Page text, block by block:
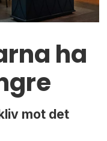
ha
mot det